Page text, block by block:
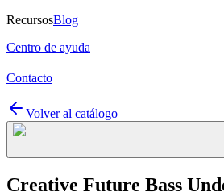
RecursosBlog
Centro de ayuda
Contacto
Volver al catálogo
Creative Future Bass